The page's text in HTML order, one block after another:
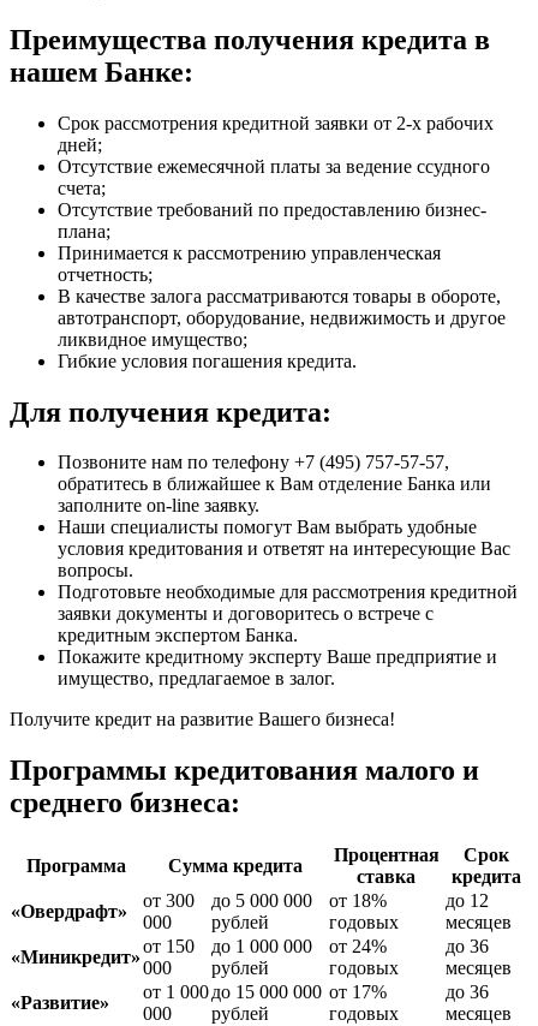
Преимущества получения кредита в
нашем Банке:
Срок рассмотрения кредитной заявки от 2-х рабочих
дней;
Отсутствие ежемесячной платы за ведение ссудного
счета;
Отсутствие требований по предоставлению бизнес-
плана;
Принимается к рассмотрению управленческая
отчетность;
В качестве залога рассматриваются товары в обороте,
автотранспорт, оборудование, недвижимость и другое
ликвидное имущество;
Гибкие условия погашения кредита.
Для получения кредита:
Позвоните нам по телефону +7 (495) 757-57-57,
обратитесь в ближайшее к Вам отделение Банка или
заполните on-line заявку.
Наши специалисты помогут Вам выбрать удобные
условия кредитования и ответят на интересующие Вас
вопросы.
Подготовьте необходимые для рассмотрения кредитной
заявки документы и договоритесь о встрече с
кредитным экспертом Банка.
Покажите кредитному эксперту Ваше предприятие и
имущество, предлагаемое в залог.
Получите кредит на развитие Вашего бизнеса!
Программы кредитования малого и
среднего бизнеса:
Программа Сумма кредита
Процентная
ставка
Срок
кредита
«Овердрафт»
от 300
000
до 5 000 000
рублей
от 18%
годовых
до 12
месяцев
«Миникредит»
от 150
000
до 1 000 000
рублей
от 24%
годовых
до 36
месяцев
«Развитие»
от 1 000
000
до 15 000 000
рублей
от 17%
годовых
до 36
месяцев